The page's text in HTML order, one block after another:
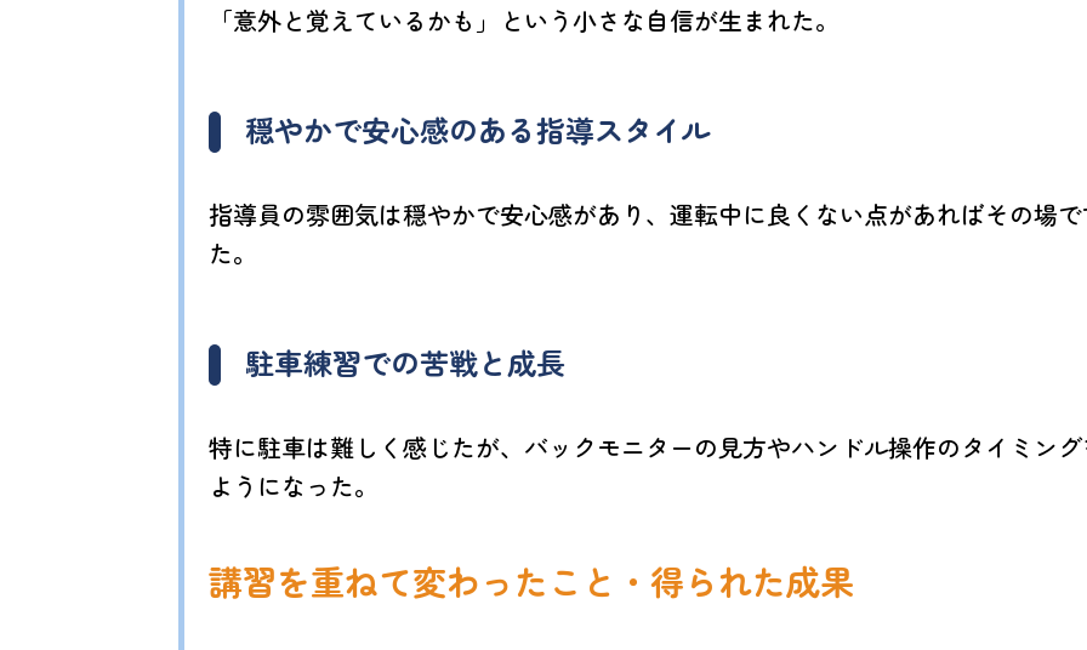
「意外と覚えているかも」という小さな自信が生まれた。
穏やかで安心感のある指導スタイル
指導員の雰囲気は穏やかで安心感があり、運転中に良くない点があればその場
た。
駐車練習での苦戦と成長
特に駐車は難しく感じたが、バックモニターの見方やハンドル操作のタイミン
ようになった。
講習を重ねて変わったこと・得られた成果